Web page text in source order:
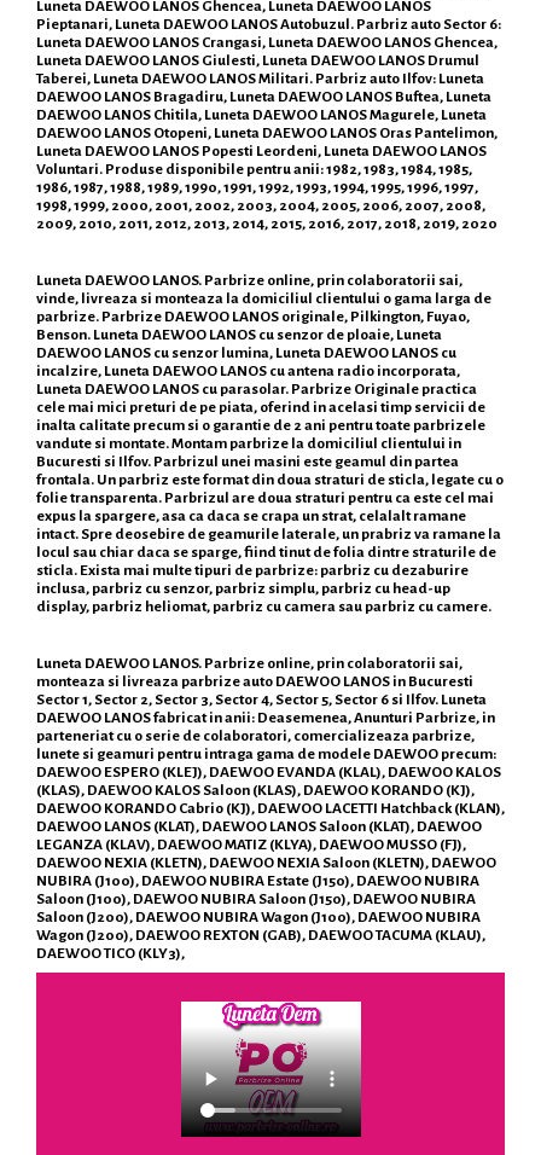
Luneta DAEWOO LANOS Ghencea, Luneta DAEWOO LANOS
Pieptanari, Luneta DAEWOO LANOS Autobuzul. Parbriz auto Sector 6:
Luneta DAEWOO LANOS Crangasi, Luneta DAEWOO LANOS Ghencea,
Luneta DAEWOO LANOS Giulesti, Luneta DAEWOO LANOS Drumul
Taberei, Luneta DAEWOO LANOS Militari. Parbriz auto Ilfov: Luneta
DAEWOO LANOS Bragadiru, Luneta DAEWOO LANOS Buftea, Luneta
DAEWOO LANOS Chitila, Luneta DAEWOO LANOS Magurele, Luneta
DAEWOO LANOS Otopeni, Luneta DAEWOO LANOS Oras Pantelimon,
Luneta DAEWOO LANOS Popesti Leordeni, Luneta DAEWOO LANOS
Voluntari. Produse disponibile pentru anii: 1982, 1983, 1984, 1985,
1986, 1987, 1988, 1989, 1990, 1991, 1992, 1993, 1994, 1995, 1996, 1997,
1998, 1999, 2000, 2001, 2002, 2003, 2004, 2005, 2006, 2007, 2008,
2009, 2010, 2011, 2012, 2013, 2014, 2015, 2016, 2017, 2018, 2019, 2020
Luneta DAEWOO LANOS. Parbrize online, prin colaboratorii sai,
vinde, livreaza si monteaza la domiciliul clientului o gama larga de
parbrize. Parbrize DAEWOO LANOS originale, Pilkington, Fuyao,
Benson. Luneta DAEWOO LANOS cu senzor de ploaie, Luneta
DAEWOO LANOS cu senzor lumina, Luneta DAEWOO LANOS cu
incalzire, Luneta DAEWOO LANOS cu antena radio incorporata,
Luneta DAEWOO LANOS cu parasolar. Parbrize Originale practica
cele mai mici preturi de pe piata, oferind in acelasi timp servicii de
inalta calitate precum si o garantie de 2 ani pentru toate parbrizele
vandute si montate. Montam parbrize la domiciliul clientului in
Bucuresti si Ilfov. Parbrizul unei masini este geamul din partea
frontala. Un parbriz este format din doua straturi de sticla, legate cu o
folie transparenta. Parbrizul are doua straturi pentru ca este cel mai
expus la spargere, asa ca daca se crapa un strat, celalalt ramane
intact. Spre deosebire de geamurile laterale, un prabriz va ramane la
locul sau chiar daca se sparge, fiind tinut de folia dintre straturile de
sticla. Exista mai multe tipuri de parbrize: parbriz cu dezaburire
inclusa, parbriz cu senzor, parbriz simplu, parbriz cu head-up
display, parbriz heliomat, parbriz cu camera sau parbriz cu camere.
Luneta DAEWOO LANOS. Parbrize online, prin colaboratorii sai,
monteaza si livreaza parbrize auto DAEWOO LANOS in Bucuresti
Sector 1, Sector 2, Sector 3, Sector 4, Sector 5, Sector 6 si Ilfov. Luneta
DAEWOO LANOS fabricat in anii: Deasemenea, Anunturi Parbrize, in
parteneriat cu o serie de colaboratori, comercializeaza parbrize,
lunete si geamuri pentru intraga gama de modele DAEWOO precum:
DAEWOO ESPERO (KLEJ), DAEWOO EVANDA (KLAL), DAEWOO KALOS
(KLAS), DAEWOO KALOS Saloon (KLAS), DAEWOO KORANDO (KJ),
DAEWOO KORANDO Cabrio (KJ), DAEWOO LACETTI Hatchback (KLAN),
DAEWOO LANOS (KLAT), DAEWOO LANOS Saloon (KLAT), DAEWOO
LEGANZA (KLAV), DAEWOO MATIZ (KLYA), DAEWOO MUSSO (FJ),
DAEWOO NEXIA (KLETN), DAEWOO NEXIA Saloon (KLETN), DAEWOO
NUBIRA (J100), DAEWOO NUBIRA Estate (J150), DAEWOO NUBIRA
Saloon (J100), DAEWOO NUBIRA Saloon (J150), DAEWOO NUBIRA
Saloon (J200), DAEWOO NUBIRA Wagon (J100), DAEWOO NUBIRA
Wagon (J200), DAEWOO REXTON (GAB), DAEWOO TACUMA (KLAU),
DAEWOO TICO (KLY3),